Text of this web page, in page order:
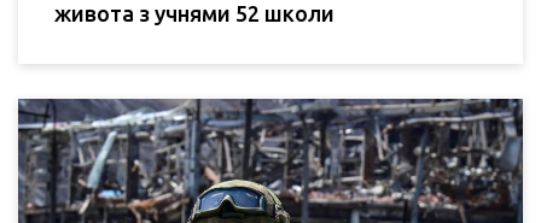
живота з учнями 52 школи